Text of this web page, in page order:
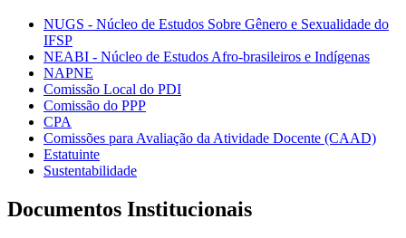
NUGS - Núcleo de Estudos Sobre Gênero e Sexualidade do
IFSP
NEABI - Núcleo de Estudos Afro-brasileiros e Indígenas
NAPNE
Comissão Local do PDI
Comissão do PPP
CPA
Comissões para Avaliação da Atividade Docente (CAAD)
Estatuinte
Sustentabilidade
Documentos Institucionais